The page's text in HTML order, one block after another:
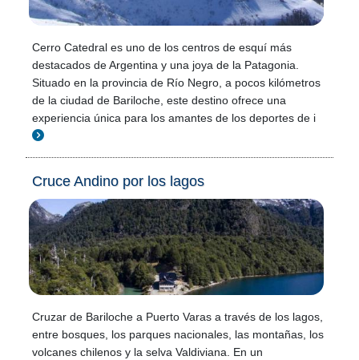
Cerro Catedral es uno de los centros de esquí más
destacados de Argentina y una joya de la Patagonia.
Situado en la provincia de Río Negro, a pocos kilómetros
de la ciudad de Bariloche, este destino ofrece una
experiencia única para los amantes de los deportes de i
Cruce Andino por los lagos
Cruzar de Bariloche a Puerto Varas a través de los lagos,
entre bosques, los parques nacionales, las montañas, los
volcanes chilenos y la selva Valdiviana. En un